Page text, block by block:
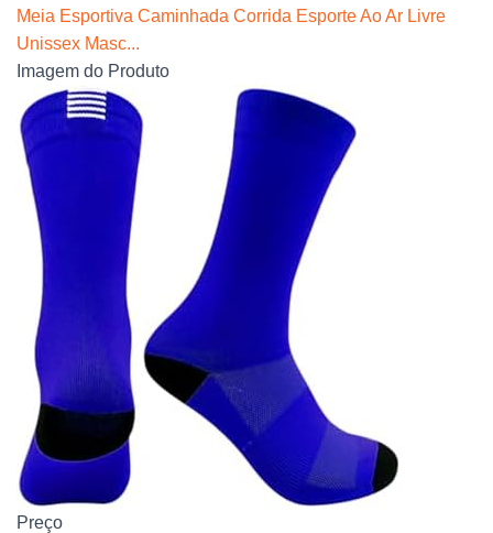
Meia Esportiva Caminhada Corrida Esporte Ao Ar Livre
Unissex Masc...
Imagem do Produto
Preço